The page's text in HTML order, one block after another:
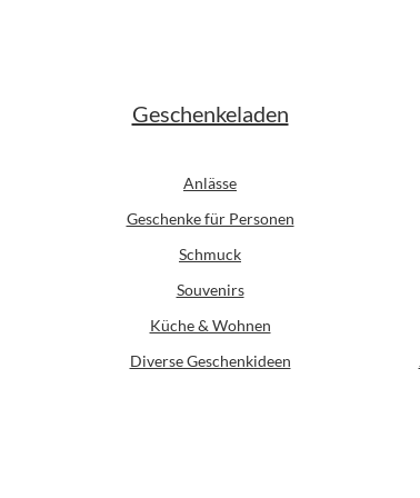
Geschenkeladen
Anlässe
Geschenke für Personen
Schmuck
Souvenirs
Küche & Wohnen
Diverse Geschenkideen